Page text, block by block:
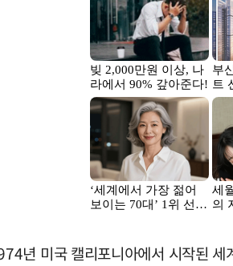
년 미국 캘리포니아에서 시작된